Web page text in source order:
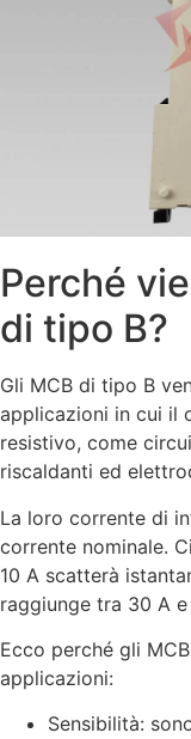
Perché
di tipo B?
Gli MCB di tipo B
applicazioni in cui il
resistivo, come
riscaldanti ed
La loro corrente di
corrente nominale.
10 A scatterà
raggiunge tra 30 A
Ecco perché gli
applicazioni:
Sensibilità: